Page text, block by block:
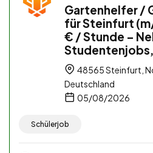
Gartenhelfer /
für Steinfurt
€ / Stunde –
48565 Steinfurt,
Deutschland
05/08/2026
Schülerjob